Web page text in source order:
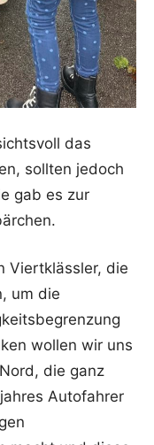
das
sollten jedoch
gab es zur
Viertklässler, die
um die
wollen wir uns
die ganz
Autofahrer